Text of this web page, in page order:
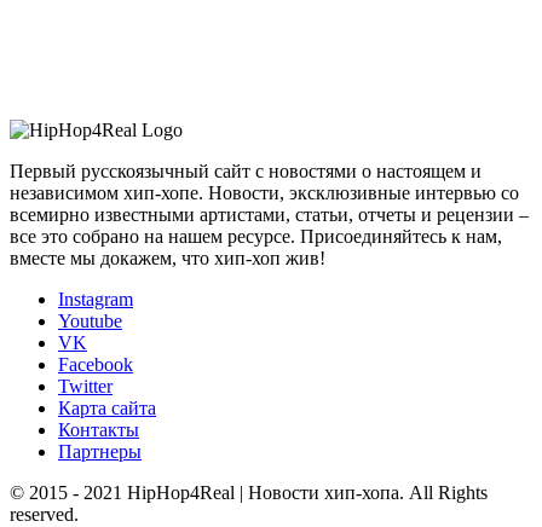
Первый русскоязычный сайт с новостями о настоящем и
независимом хип-хопе. Новости, эксклюзивные интервью со
всемирно известными артистами, статьи, отчеты и рецензии –
все это собрано на нашем ресурсе. Присоединяйтесь к нам,
вместе мы докажем, что хип-хоп жив!
Instagram
Youtube
VK
Facebook
Twitter
Карта сайта
Контакты
Партнеры
© 2015 - 2021 HipHop4Real | Новости хип-хопа. All Rights
reserved.